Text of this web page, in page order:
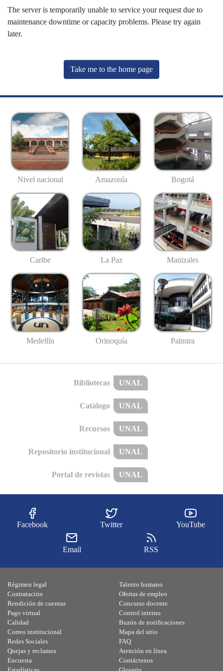
The server is temporarily unable to service your request due to
maintenance downtime or capacity problems. Please try again
later.
Take me to the home page
Nivel nacional Amazonía Bogotá
Caribe La Paz Manizales
Medellín Orinoquía Palmira
Bibliotecas UNAL
Catálogo UNAL
Recursos UNAL
Repositorio institucional UNAL
Portal de revistas UNAL
Facebook Twitter YouTube
Email RSS
Régimen legal
Contratación
Rendición de cuentas
Pago virtual
Calidad
Talento humano
Ofertas de empleo
Concurso docente
Control interno
Buzón de notificaciones
Correo institucional
Redes Sociales
Quejas y reclamos
Encuesta
Mapa del sitio
FAQ
Atención en línea
Contáctenos